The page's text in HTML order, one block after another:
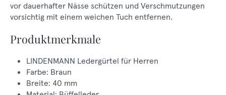
vor dauerhafter Nässe schützen und Verschmutzungen
vorsichtig mit einem weichen Tuch entfernen.
Produktmerkmale
LINDENMANN Ledergürtel für Herren
Farbe: Braun
Breite: 40 mm